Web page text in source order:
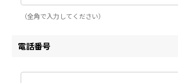
（全角で入力してください）
電話番号